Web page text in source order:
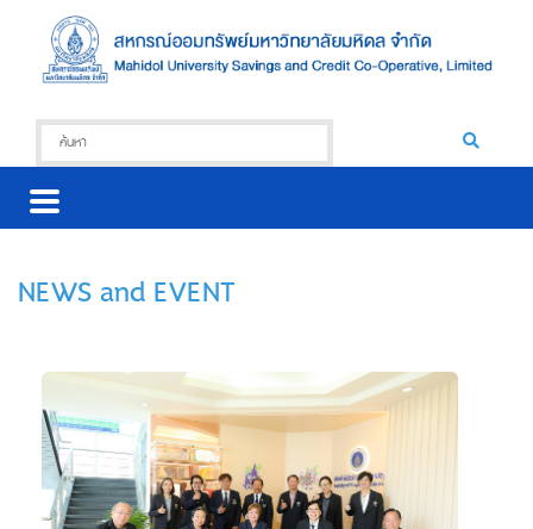
NEWS and EVENT